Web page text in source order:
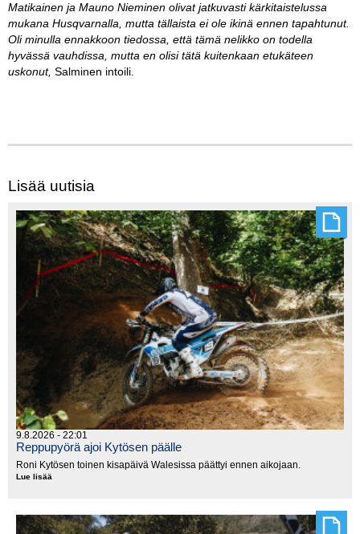
Matikainen ja Mauno Nieminen olivat jatkuvasti kärkitaistelussa
mukana Husqvarnalla, mutta tällaista ei ole ikinä ennen tapahtunut.
Oli minulla ennakkoon tiedossa, että tämä nelikko on todella
hyvässä vauhdissa, mutta en olisi tätä kuitenkaan etukäteen
uskonut, Salminen intoili.
Lisää uutisia
9.8.2026 - 22:01
Reppupyörä ajoi Kytösen päälle
Roni Kytösen toinen kisapäivä Walesissa päättyi ennen aikojaan.
Lue lisää